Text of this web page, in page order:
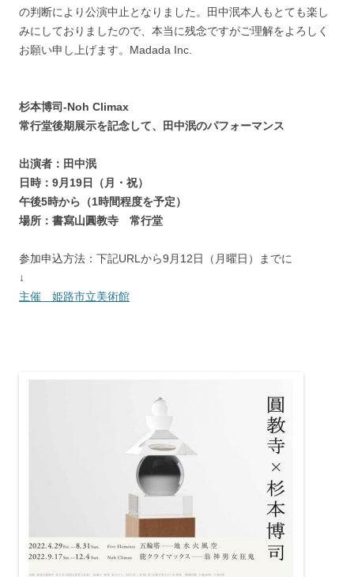
の判断により公演中止となりました。田中泯本人もとても楽し
みにしておりましたので、本当に残念ですがご理解をよろしく
お願い申し上げます。Madada Inc.
杉本博司-Noh Climax
常行堂後期展示を記念して、田中泯のパフォーマンス
出演者：田中泯
日時：9月19日（月・祝）
午後5時から（1時間程度を予定）
場所：書寫山圓教寺 常行堂
参加申込方法：下記URLから9月12日（月曜日）までに
↓
主催 姫路市立美術館